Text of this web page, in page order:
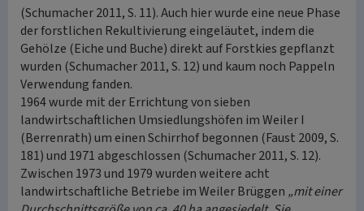
(Schumacher 2011, S. 11). Auch hier wurde eine neue Phase
der forstlichen Rekultivierung eingeläutet, indem die
Gehölze (Eiche und Buche) direkt auf Forstkies gepflanzt
wurden (Schumacher 2011, S. 12) und kaum noch Pappeln
Verwendung fanden.
1964 wurde mit der Errichtung von sieben
landwirtschaftlichen Umsiedlungshöfen im Weiler I
(Berrenrath) um einen Schirrhof begonnen (Faust 2009, S.
181) und 1971 abgeschlossen (Schumacher 2011, S. 12).
Zwischen 1973 und 1979 wurden weitere acht
landwirtschaftliche Betriebe im Weiler Brüggen „mit einer